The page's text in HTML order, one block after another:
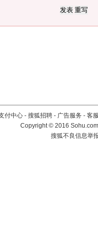
付中心 - 搜狐招聘 - 广告服务 - 客
Copyright©2016
搜狐不良信息举